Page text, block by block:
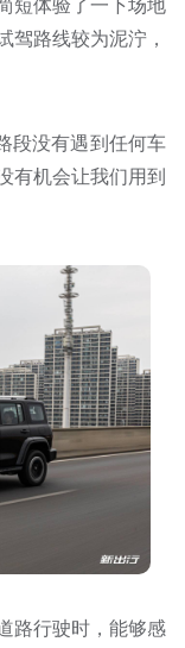
短体验了一下场地
驾路线较为泥泞，
段没有遇到任何车
有机会让我们用到
路行驶时，能够感